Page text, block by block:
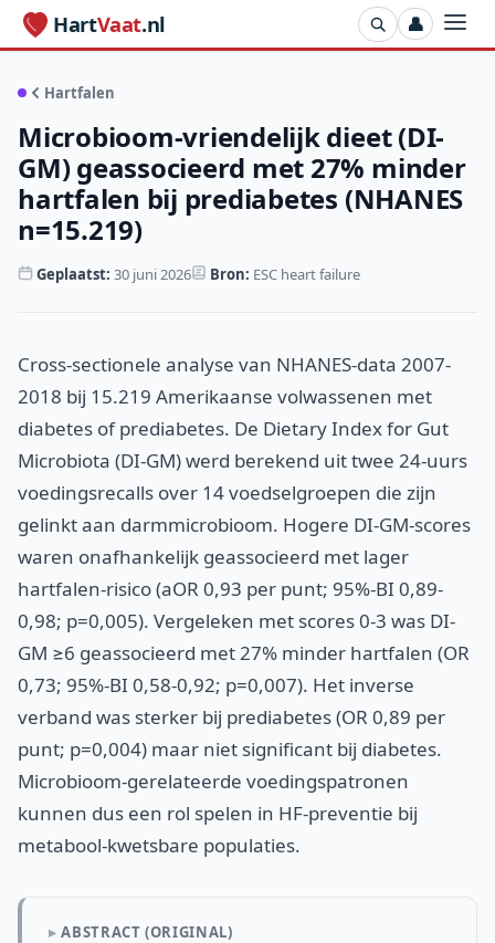
HartVaat.nl 👤
Hartfalen
Microbioom-vriendelijk dieet (DI-
GM) geassocieerd met 27% minder
hartfalen bij prediabetes (NHANES
n=15.219)
Geplaatst: 30 juni 2026 Bron: ESC heart failure
Cross-sectionele analyse van NHANES-data 2007-
2018 bij 15.219 Amerikaanse volwassenen met
diabetes of prediabetes. De Dietary Index for Gut
Microbiota (DI-GM) werd berekend uit twee 24-uurs
voedingsrecalls over 14 voedselgroepen die zijn
gelinkt aan darmmicrobioom. Hogere DI-GM-scores
waren onafhankelijk geassocieerd met lager
hartfalen-risico (aOR 0,93 per punt; 95%-BI 0,89-
0,98; p=0,005). Vergeleken met scores 0-3 was DI-
GM ≥6 geassocieerd met 27% minder hartfalen (OR
0,73; 95%-BI 0,58-0,92; p=0,007). Het inverse
verband was sterker bij prediabetes (OR 0,89 per
punt; p=0,004) maar niet significant bij diabetes.
Microbioom-gerelateerde voedingspatronen
kunnen dus een rol spelen in HF-preventie bij
metabool-kwetsbare populaties.
ABSTRACT (ORIGINAL)